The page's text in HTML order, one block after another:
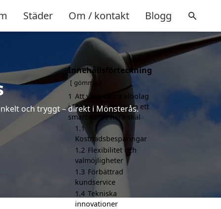
Städer Om / kontakt Blogg
och tryggt – direkt i Mönsterås.
Innehållsförteckning
gömma
1 Att välja bästa elbolag
i Mönsterås kan vara ett
smart val av flera skäl
1.1
Kostnadsbesparingar
1.2 Flexibilitet och
valmöjligheter
1.3 Förbättrad
kundservice
1.4 Tekniska
innovationer